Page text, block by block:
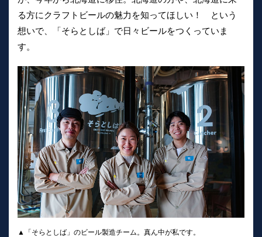
る方にクラフトビールの魅力を知ってほしい！ という
想いで、「そらとしば」で日々ビールをつくっていま
す。
▲「そらとしば」のビール製造チーム。真ん中が私です。